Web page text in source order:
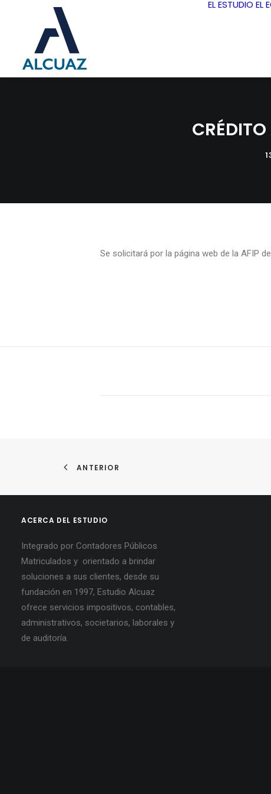
EL ESTUDIO EL
Se solicitará por la página web de la AFIP
ANTERIOR
ACERCA DEL ESTUDIO
Integrado por Contadores Públicos
Matriculados y orientado a brindar
soluciones a sus clientes, desde su
fundación en 1997, Estudio Alcuaz
ofrece servicios impositivos, contables,
administrativos, societarios, laborales y
de auditoría.